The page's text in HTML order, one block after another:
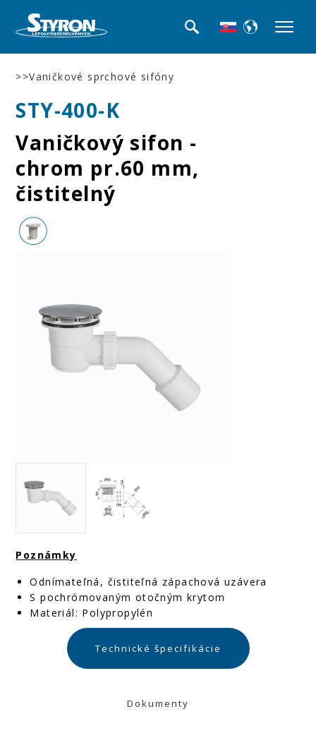
>>Vaničkové sprchové sifóny
STY-400-K
Vaničkový sifon -
chrom pr.60 mm,
čistitelný
Poznámky
Odnímateľná, čistiteľná zápachová uzávera
S pochrómovaným otočným krytom
Materiál: Polypropylén
Technické špecifikácie
Dokumenty